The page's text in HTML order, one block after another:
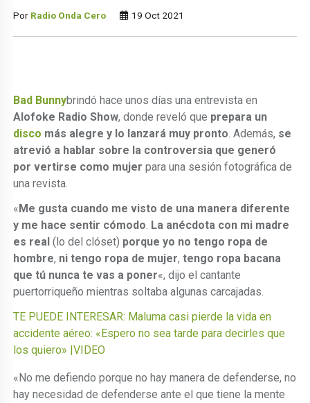
Por Radio Onda Cero 19 Oct 2021
Bad Bunnybrindó hace unos días una entrevista en
Alofoke Radio Show, donde reveló que prepara un
disco más alegre y lo lanzará muy pronto. Además, se
atrevió a hablar sobre la controversia que generó
por vertirse como mujer para una sesión fotográfica de
una revista.
«Me gusta cuando me visto de una manera diferente
y me hace sentir cómodo. La anécdota con mi madre
es real (lo del clóset) porque yo no tengo ropa de
hombre, ni tengo ropa de mujer,tengo ropa bacana
que tú nunca te vas a poner«, dijo el cantante
puertorriqueño mientras soltaba algunas carcajadas.
TE PUEDE INTERESAR: Maluma casi pierde la vida en
accidente aéreo: «Espero no sea tarde para decirles que
los quiero» |VIDEO
«No me defiendo porque no hay manera de defenderse, no
hay necesidad de defenderse ante el que tiene la mente